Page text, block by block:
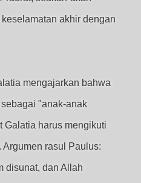
akhir dengan
mengajarkan bahwa
"anak-anak
Galatia harus mengikuti
Argumen rasul Paulus:
disunat, dan Allah